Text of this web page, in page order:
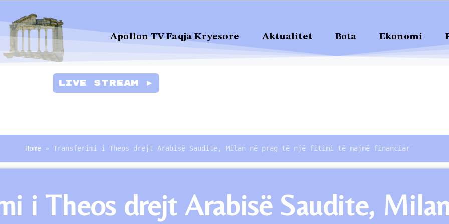
Apollon TV Faqja Kryesore Aktualitet Bota Ekonomi
Live Stream ►
Home » Transferimi i Theos drejt Arabisë Saudite, Milan në prag të një fitimi të majmë financiar
i Theos drejt Arabisë Saudite,